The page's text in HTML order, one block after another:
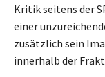
Kritik seitens der
einer
zusätzlich sein
innerhalb der